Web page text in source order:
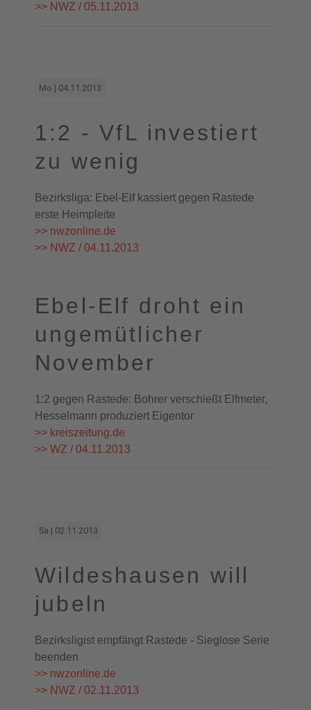
>> NWZ / 05.11.2013
Mo | 04.11.2013
1:2 - VfL investiert
zu wenig
Bezirksliga: Ebel-Elf kassiert gegen Rastede
erste Heimpleite
>> nwzonline.de
>> NWZ / 04.11.2013
Ebel-Elf droht ein
ungemütlicher
November
1:2 gegen Rastede: Bohrer verschießt Elfmeter,
Hesselmann produziert Eigentor
>> kreiszeitung.de
>> WZ / 04.11.2013
Sa | 02.11.2013
Wildeshausen will
jubeln
Bezirksligist empfängt Rastede - Sieglose Serie
beenden
>> nwzonline.de
>> NWZ / 02.11.2013